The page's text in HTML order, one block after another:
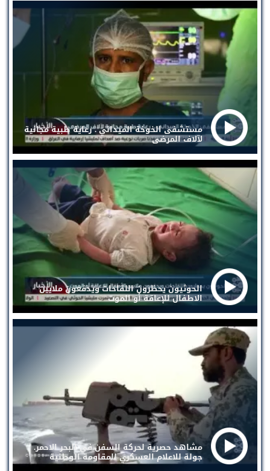
مستشفى الخوخة الميداني . رعاية طبية مجانية
لآلاف المرضى
الحوثيون يحظرون اللقاحات ويدفعون ملايين
الاطفال للإعاقة أو الموت
مشاهد حصرية لحركة السفن في البحر الاحمر.
جولة للاعلام العسكري للمقاومة الوطنية